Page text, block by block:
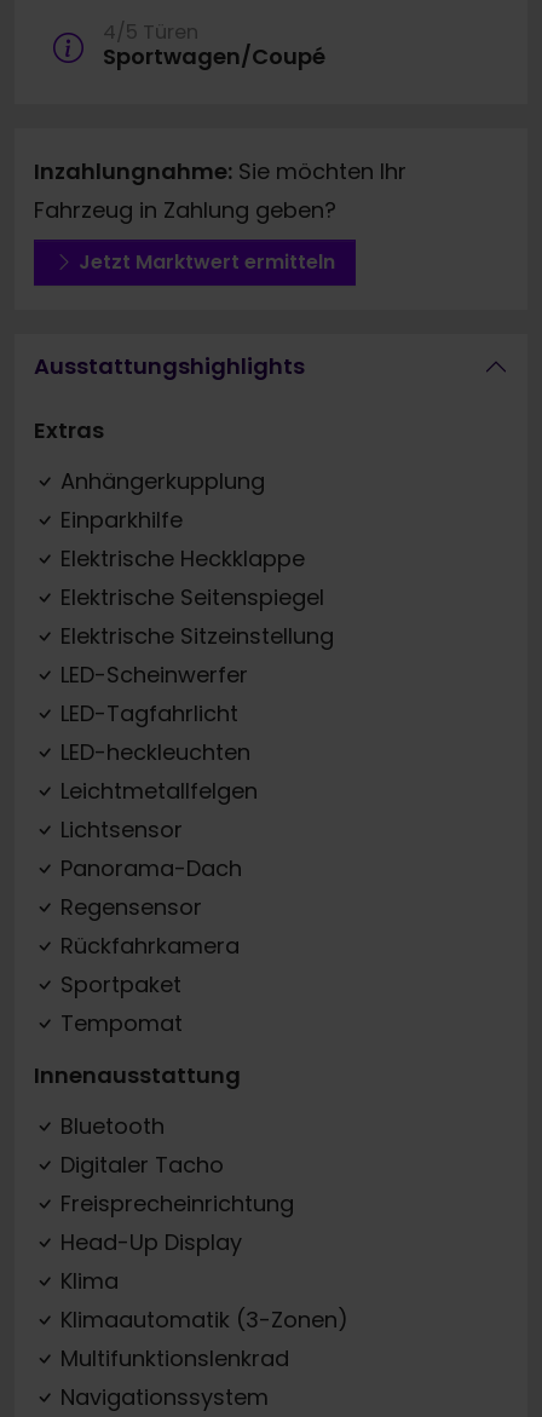
4/5 Türen
Sportwagen/Coupé
Inzahlungnahme: Sie möchten Ihr
Fahrzeug in Zahlung geben?
Jetzt Marktwert ermitteln
Ausstattungshighlights
Extras
Anhängerkupplung
Einparkhilfe
Elektrische Heckklappe
Elektrische Seitenspiegel
Elektrische Sitzeinstellung
LED-Scheinwerfer
LED-Tagfahrlicht
LED-heckleuchten
Leichtmetallfelgen
Lichtsensor
Panorama-Dach
Regensensor
Rückfahrkamera
Sportpaket
Tempomat
Innenausstattung
Bluetooth
Digitaler Tacho
Freisprecheinrichtung
Head-Up Display
Klima
Klimaautomatik (3-Zonen)
Multifunktionslenkrad
Navigationssystem